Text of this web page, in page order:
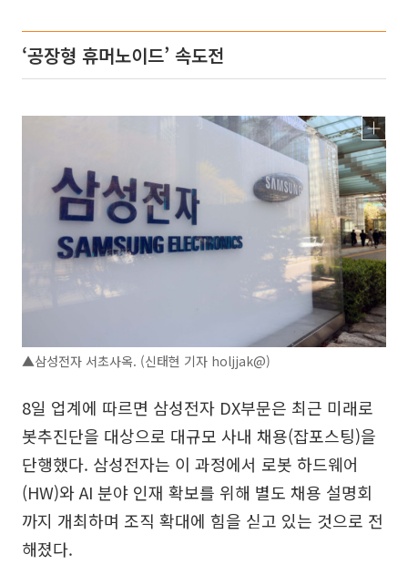
‘공장형 휴머노이드’ 속도전
▲삼성전자 서초사옥. (신태현 기자 holjjak@)
8일 업계에 따르면 삼성전자 DX부문은 최근 미래로
봇추진단을 대상으로 대규모 사내 채용(잡포스팅)을
단행했다. 삼성전자는 이 과정에서 로봇 하드웨어
(HW)와 AI 분야 인재 확보를 위해 별도 채용 설명회
까지 개최하며 조직 확대에 힘을 싣고 있는 것으로 전
해졌다.